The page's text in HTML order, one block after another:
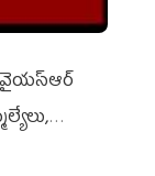
వైయ‌స్ఆర్